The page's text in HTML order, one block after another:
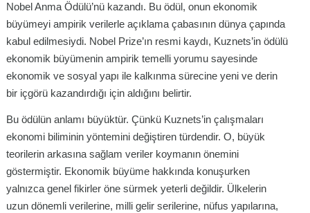
Nobel Anma Ödülü’nü kazandı. Bu ödül, onun ekonomik
büyümeyi ampirik verilerle açıklama çabasının dünya çapında
kabul edilmesiydi. Nobel Prize’ın resmi kaydı, Kuznets’in ödülü
ekonomik büyümenin ampirik temelli yorumu sayesinde
ekonomik ve sosyal yapı ile kalkınma sürecine yeni ve derin
bir içgörü kazandırdığı için aldığını belirtir.
Bu ödülün anlamı büyüktür. Çünkü Kuznets’in çalışmaları
ekonomi biliminin yöntemini değiştiren türdendir. O, büyük
teorilerin arkasına sağlam veriler koymanın önemini
göstermiştir. Ekonomik büyüme hakkında konuşurken
yalnızca genel fikirler öne sürmek yeterli değildir. Ülkelerin
uzun dönemli verilerine, milli gelir serilerine, nüfus yapılarına,